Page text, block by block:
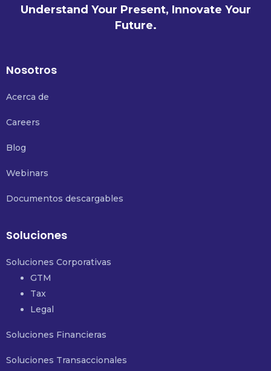
Understand Your Present, Innovate Your
Future.
Nosotros
Acerca de
Careers
Blog
Webinars
Documentos descargables
Soluciones
Soluciones Corporativas
GTM
Tax
Legal
Soluciones Financieras
Soluciones Transaccionales